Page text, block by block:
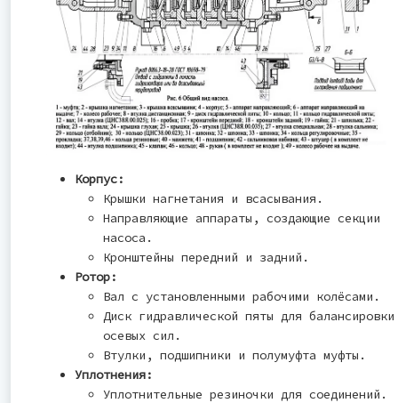
Корпус:
Крышки нагнетания и всасывания.
Направляющие аппараты, создающие секции
насоса.
Кронштейны передний и задний.
Ротор:
Вал с установленными рабочими колёсами.
Диск гидравлической пяты для балансировки
осевых сил.
Втулки, подшипники и полумуфта муфты.
Уплотнения:
Уплотнительные резиночки для соединений.